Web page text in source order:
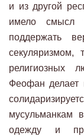
и из другой
имело смысл
поддержать
секуляризмом,
религиозных
Феофан делает
мусульманкам
одежду и